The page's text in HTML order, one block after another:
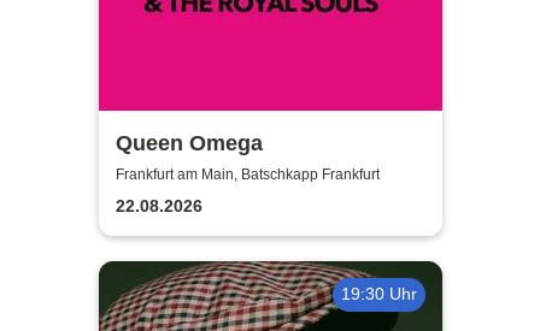
Queen Omega
Frankfurt am Main, Batschkapp Frankfurt
22.08.2026
19:30 Uhr